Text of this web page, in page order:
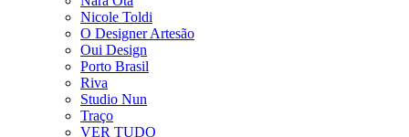
Nicole Toldi
O Designer Artesão
Oui Design
Porto Brasil
Riva
Studio Nun
Traço
VER TUDO